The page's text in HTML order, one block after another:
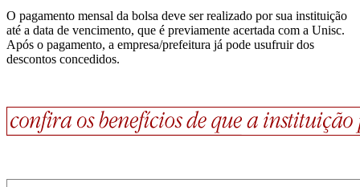
O pagamento mensal da bolsa deve ser realizado por sua instituição
até a data de vencimento, que é previamente acertada com a Unisc.
Após o pagamento, a empresa/prefeitura já pode usufruir dos
descontos concedidos.